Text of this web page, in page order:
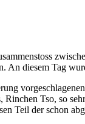
diesem Tag
Tso, so
Teil der schon